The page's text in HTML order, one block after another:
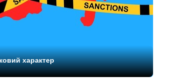
характер